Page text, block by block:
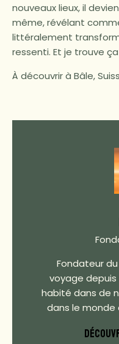
nouveaux lieux, il
même, révélant
littéralement
ressenti. Et je trouve
À découvrir à Bâle,
Fondateur
voyage depuis
habité dans de
dans le monde